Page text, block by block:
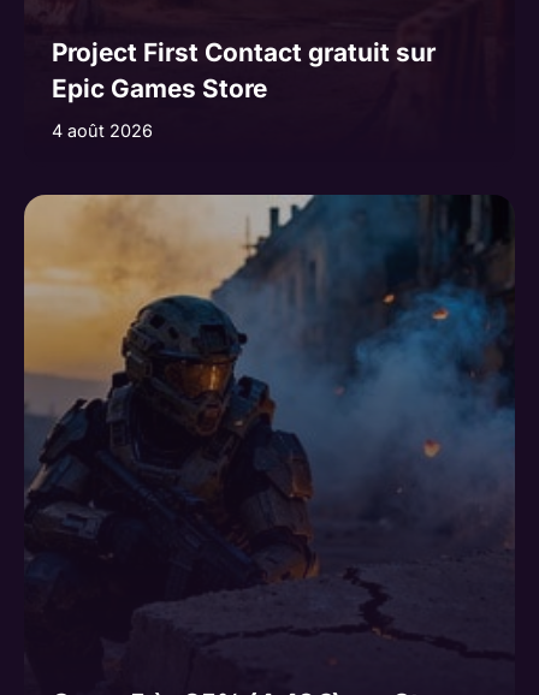
Project First Contact gratuit sur
Epic Games Store
4 août 2026